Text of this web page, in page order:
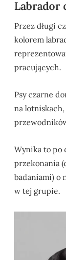
Labrador
Przez długi
kolorem
pracujących.
Psy czarne
na
Wynika to po
przekonania
badaniami) o
w tej grupie.